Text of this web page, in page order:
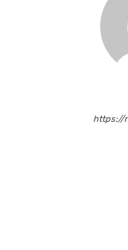
https://